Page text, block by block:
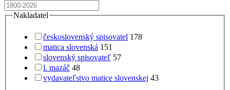
Nakladatel
československý spisovatel 178
matica slovenská 151
slovenský spisovateľ 57
l. mazáč 48
vydavateľstvo matice slovenskej 43